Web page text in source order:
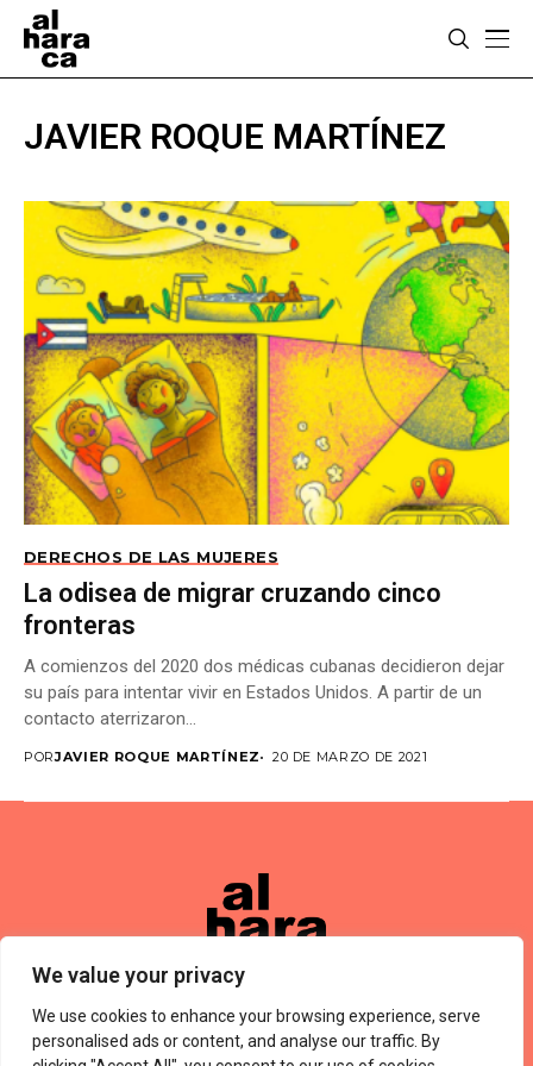
We value your privacy
We use cookies to enhance your browsing experience, serve
personalised ads or content, and analyse our traffic. By
JAVIER ROQUE MARTÍNEZ
DERECHOS DE LAS MUJERES
La odisea de migrar cruzando cinco
fronteras
A comienzos del 2020 dos médicas cubanas decidieron dejar
su país para intentar vivir en Estados Unidos. A partir de un
contacto aterrizaron...
PORJAVIER ROQUE MARTÍNEZ 20 DE MARZO DE 2021
Términos De UsoAbout UsPolítica De Privacidad
Private PolicyForums
© 2024 Alharaca